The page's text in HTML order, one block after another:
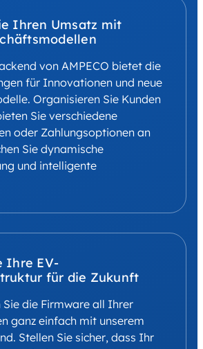
Ihren Umsatz mit
von AMPECO bietet die
für Innovationen und neue
Organisieren Sie Kunden
Sie verschiedene
oder Zahlungsoptionen an
Sie dynamische
und intelligente
Ihre EV-
für die Zukunft
die Firmware all Ihrer
ganz einfach mit unserem
Stellen Sie sicher, dass Ihr